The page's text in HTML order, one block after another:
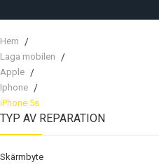
Hem
Laga mobilen
Apple
Iphone
iPhone 5s
TYP AV REPARATION
Skärmbyte